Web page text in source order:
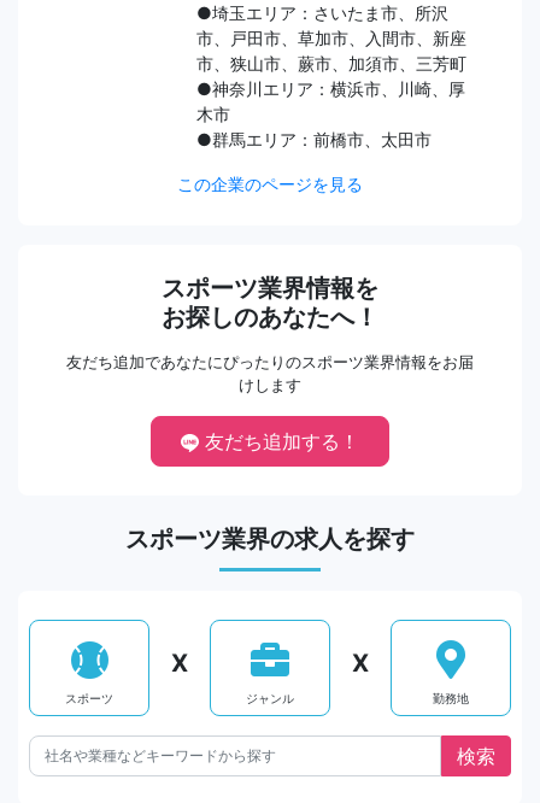
●埼玉エリア：さいたま市、所沢
市、戸田市、草加市、入間市、新座
市、狭山市、蕨市、加須市、三芳町
●神奈川エリア：横浜市、川崎、厚
木市
●群馬エリア：前橋市、太田市
この企業のページを見る
スポーツ業界情報を
お探しのあなたへ！
友だち追加であなたにぴったりのスポーツ業界情報をお届
けします
友だち追加する！
スポーツ業界の求人を探す
スポーツ
X
ジャンル
X
勤務地